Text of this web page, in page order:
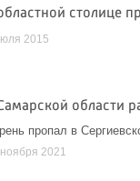
столице
2015
области
пропал в
2021